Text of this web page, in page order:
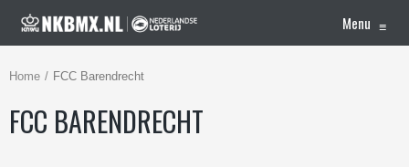
Menu ≡
Home FCC Barendrecht
FCC BARENDRECHT